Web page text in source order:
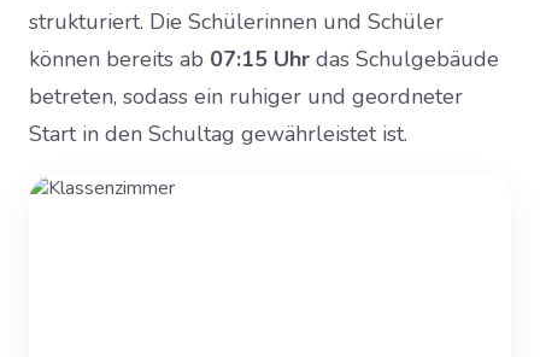
strukturiert. Die Schülerinnen und Schüler
können bereits ab 07:15 Uhr das Schulgebäude
betreten, sodass ein ruhiger und geordneter
Start in den Schultag gewährleistet ist.